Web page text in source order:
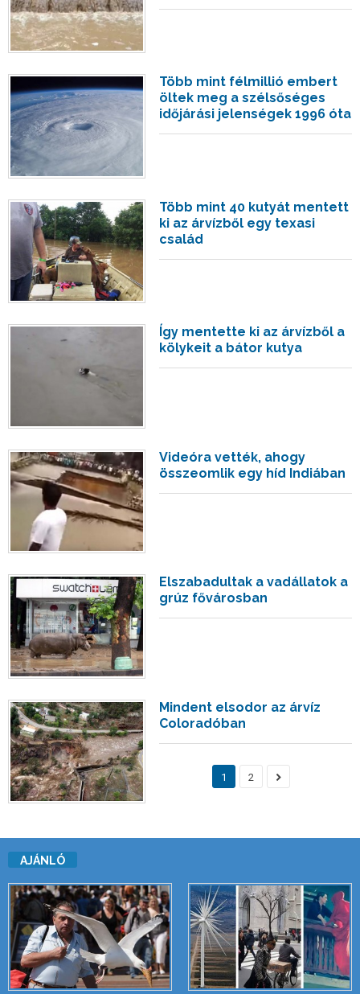
Több mint félmillió embert
öltek meg a szélsőséges
időjárási jelenségek 1996 óta
Több mint 40 kutyát mentett
ki az árvízből egy texasi
család
Így mentette ki az árvízből a
kölykeit a bátor kutya
Videóra vették, ahogy
összeomlik egy híd Indiában
Elszabadultak a vadállatok a
grúz fővárosban
Mindent elsodor az árvíz
Coloradóban
1 2
AJÁNLÓ